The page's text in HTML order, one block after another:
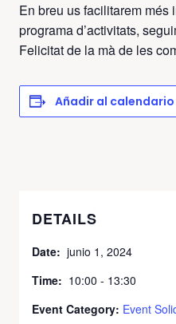
En breu us facilitarem
programa d’activitats,
Felicitat de la mà de les
Añadir al calendario
DETAILS
Date: junio 1, 2024
Time: 10:00 - 13:30
Event Category: Event